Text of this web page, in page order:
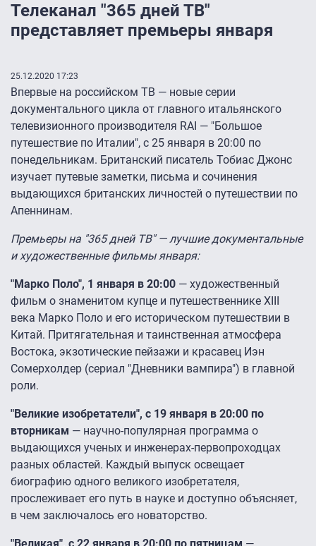
Телеканал "365 дней ТВ"
представляет премьеры января
25.12.2020 17:23
Впервые на российском ТВ ― новые серии
документального цикла от главного итальянского
телевизионного производителя RAI ― "Большое
путешествие по Италии", с 25 января в 20:00 по
понедельникам. Британский писатель Тобиас Джонс
изучает путевые заметки, письма и сочинения
выдающихся британских личностей о путешествии по
Апеннинам.
Премьеры на "365 дней ТВ" ― лучшие документальные
и художественные фильмы января:
"Марко Поло", 1 января в 20:00 ― художественный
фильм о знаменитом купце и путешественнике XIII
века Марко Поло и его историческом путешествии в
Китай. Притягательная и таинственная атмосфера
Востока, экзотические пейзажи и красавец Иэн
Сомерхолдер (сериал "Дневники вампира") в главной
роли.
"Великие изобретатели", с 19 января в 20:00 по
вторникам ― научно-популярная программа о
выдающихся ученых и инженерах-первопроходцах
разных областей. Каждый выпуск освещает
биографию одного великого изобретателя,
прослеживает его путь в науке и доступно объясняет,
в чем заключалось его новаторство.